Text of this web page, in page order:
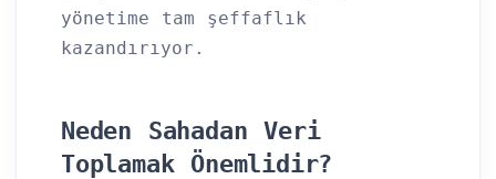
yönetime tam şeffaflık
kazandırıyor.
Neden Sahadan Veri
Toplamak Önemlidir?